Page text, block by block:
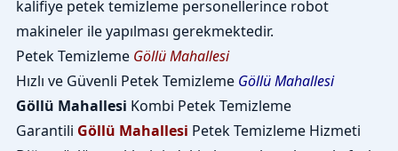
kalifiye petek temizleme personellerince robot
makineler ile yapılması gerekmektedir.
Petek Temizleme Göllü Mahallesi
Hızlı ve Güvenli Petek Temizleme Göllü Mahallesi
Göllü Mahallesi Kombi Petek Temizleme
Garantili Göllü Mahallesi Petek Temizleme Hizmeti